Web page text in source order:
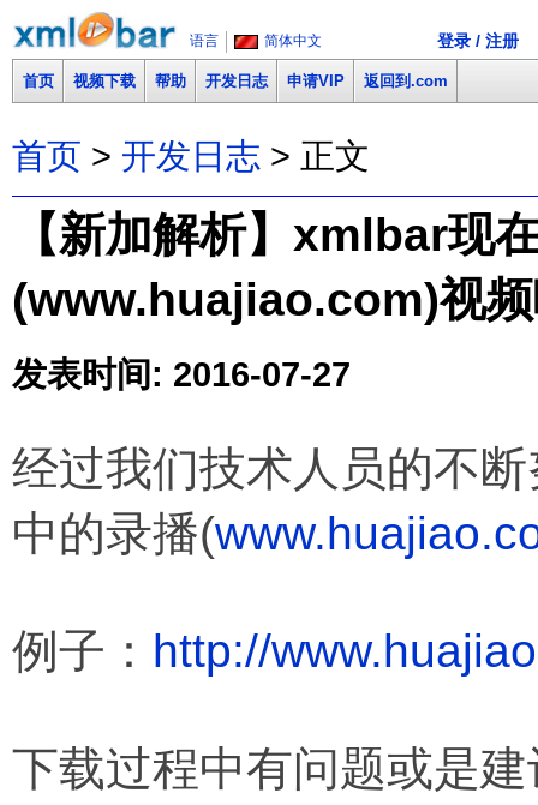
语言 简体中文 登录 / 注册
首页 视频下载 帮助 开发日志 申请VIP 返回到.com
首页 > 开发日志 > 正文
【新加解析】xmlbar现
(www.huajiao.com)视
发表时间: 2016-07-27
经过我们技术人员的不
中的录播(
例子： http://
下载过程中有问题或是